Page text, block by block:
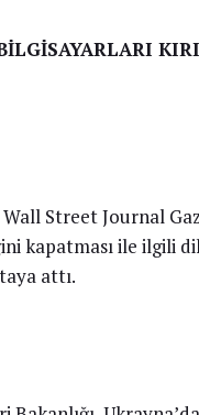
Street Journal
kapatması ile ilgili
attı.